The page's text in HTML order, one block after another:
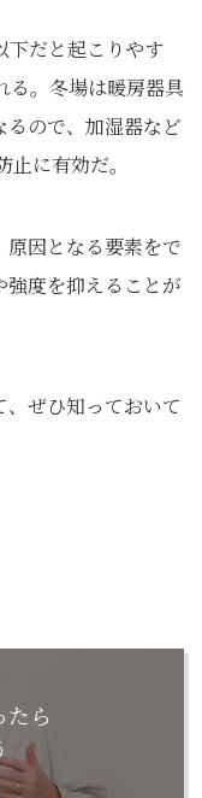
下だと起こりやす
る。冬場は暖房器具
ので、加湿器など
に有効だ。
因となる要素をで
度を抑えることが
ぜひ知っておいて
たら